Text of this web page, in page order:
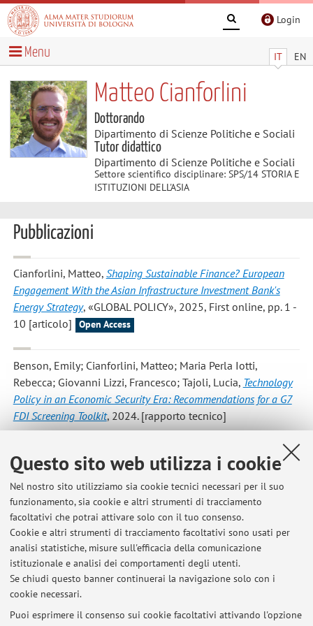
Questo sito web utilizza i cookie
Nel nostro sito utilizziamo sia cookie tecnici necessari per il suo
funzionamento, sia cookie e altri strumenti di tracciamento
facoltativi che potrai attivare solo con il tuo consenso.
Cookie e altri strumenti di tracciamento facoltativi sono usati per
analisi statistiche, misure sull'efficacia della comunicazione
istituzionale e analisi dei comportamenti degli utenti.
Se chiudi questo banner continuerai la navigazione solo con i
cookie necessari.
Puoi esprimere il consenso sui cookie facoltativi attivando l'opzione
Login
IT EN
Menu
Matteo Cianforlini
Dottorando
Dipartimento di Scienze Politiche e Sociali
Tutor didattico
Dipartimento di Scienze Politiche e Sociali
Settore scientifico disciplinare: SPS/14 STORIA E
ISTITUZIONI DELL'ASIA
Pubblicazioni
Cianforlini, Matteo, Shaping Sustainable Finance? European
Engagement With the Asian Infrastructure Investment Bank's
Energy Strategy, «GLOBAL POLICY», 2025, First online, pp. 1 -
10 [articolo]
Open Access
Benson, Emily; Cianforlini, Matteo; Maria Perla Iotti,
Rebecca; Giovanni Lizzi, Francesco; Tajoli, Lucia, Technology
Policy in an Economic Security Era: Recommendations for a G7
FDI Screening Toolkit, 2024. [rapporto tecnico]
Angelucci, Davide; Piccolino, Gianluca; Fattibene, Daniele;
Paviotti, Irene; Cianforlini, Matteo,Gli italiani e gli aiuti
pubblici allo sviluppo, Roma, Istituto Affari Internazionali,
2022, pp. 14 . [rapporto tecnico]
Pubblicazioni antecedenti il 2004